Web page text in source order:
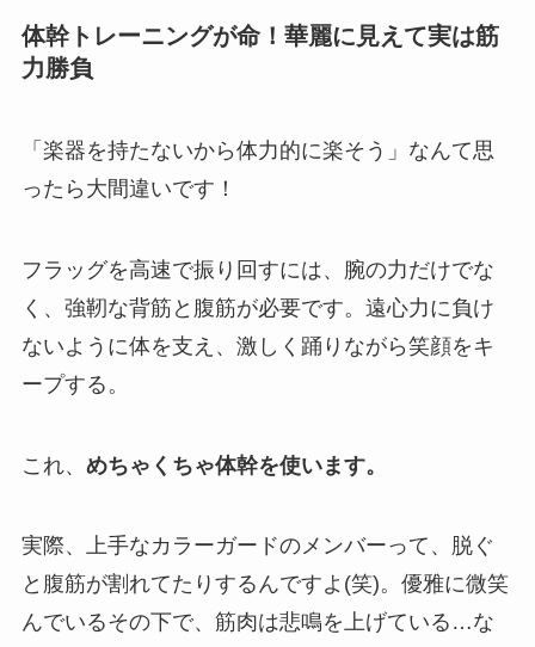
体幹トレーニングが命！華麗に見えて実は筋
力勝負
「楽器を持たないから体力的に楽そう」なんて思
ったら大間違いです！
フラッグを高速で振り回すには、腕の力だけでな
く、強靭な背筋と腹筋が必要です。遠心力に負け
ないように体を支え、激しく踊りながら笑顔をキ
ープする。
これ、 めちゃくちゃ体幹を使います。
実際、上手なカラーガードのメンバーって、脱ぐ
と腹筋が割れてたりするんですよ(笑)。優雅に微笑
んでいるその下で、筋肉は悲鳴を上げている…な